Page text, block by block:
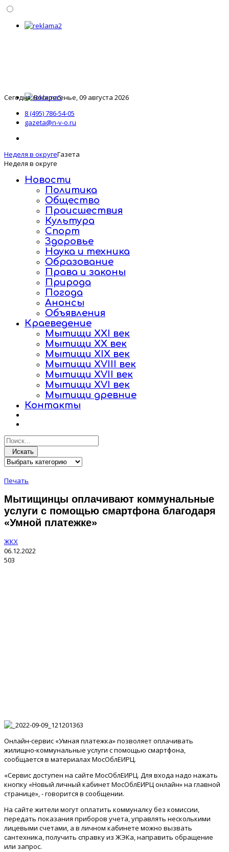
Сегодня: Воскресенье, 09 августа 2026
8 (495) 786-54-05
gazeta@n-v-o.ru
Неделя в округеГазета
Неделя в округе
Новости
Политика
Общество
Происшествия
Культура
Спорт
Здоровье
Наука и техника
Образование
Права и законы
Природа
Погода
Анонсы
Объявления
Краеведение
Мытищи XXI век
Мытищи XX век
Мытищи XIX век
Мытищи XVIII век
Мытищи XVII век
Мытищи XVI век
Мытищи древние
Контакты
Искать
Печать
Мытищинцы оплачивают коммунальные
услуги с помощью смартфона благодаря
«Умной платежке»
ЖКХ
06.12.2022
503
Онлайн-сервис «Умная платежка» позволяет оплачивать
жилищно-коммунальные услуги с помощью смартфона,
сообщается в материалах МосОблЕИРЦ.
«Сервис доступен на сайте МосОблЕИРЦ. Для входа надо нажать
кнопку «Новый личный кабинет МосОблЕИРЦ онлайн» на главной
странице», - говорится в сообщении.
На сайте жители могут оплатить коммуналку без комиссии,
передать показания приборов учета, управлять несколькими
лицевыми счетами, а в личном кабинете можно вызвать
сантехника, получить справку из ЖЭКа, направить обращение
или запрос.